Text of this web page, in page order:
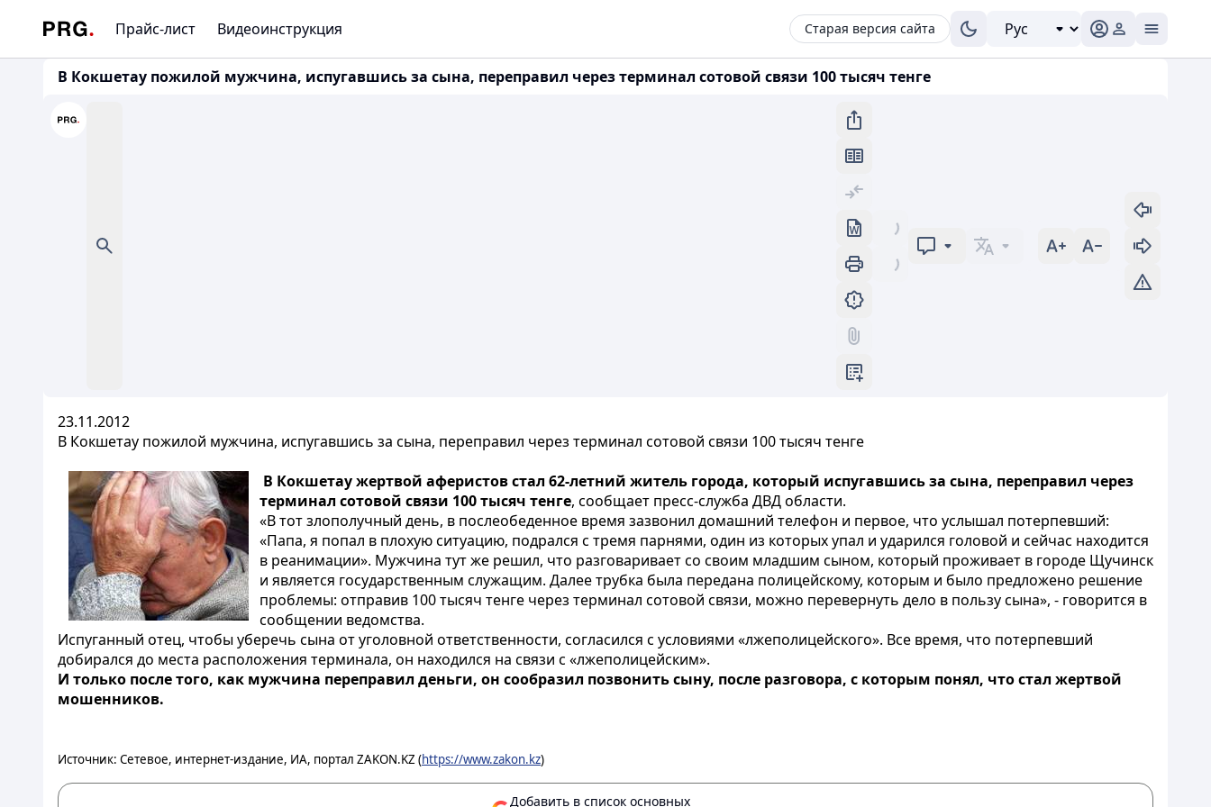
Прайс-лист Видеоинструкция Старая версия сайта
В Кокшетау пожилой мужчина, испугавшись за сына, переправил через терминал сотовой связи 100 тысяч тенге
23.11.2012
В Кокшетау пожилой мужчина, испугавшись за сына, переправил через терминал сотовой связи 100 тысяч тенге
В Кокшетау жертвой аферистов стал 62-летний житель города, который испугавшись за сына, переправил через
терминал сотовой связи 100 тысяч тенге, сообщает пресс-служба ДВД области.
«В тот злополучный день, в послеобеденное время зазвонил домашний телефон и первое, что услышал потерпевший:
«Папа, я попал в плохую ситуацию, подрался с тремя парнями, один из которых упал и ударился головой и сейчас находится
в реанимации». Мужчина тут же решил, что разговаривает со своим младшим сыном, который проживает в городе Щучинск
и является государственным служащим. Далее трубка была передана полицейскому, которым и было предложено решение
проблемы: отправив 100 тысяч тенге через терминал сотовой связи, можно перевернуть дело в пользу сына», - говорится в
сообщении ведомства.
Испуганный отец, чтобы уберечь сына от уголовной ответственности, согласился с условиями «лжеполицейского». Все время, что потерпевший
добирался до места расположения терминала, он находился на связи с «лжеполицейским».
И только после того, как мужчина переправил деньги, он сообразил позвонить сыну, после разговора, с которым понял, что стал жертвой
мошенников.
Источник: Сетевое, интернет-издание, ИА, портал ZAKON.KZ (https://www.zakon.kz)
Добавить в список основных